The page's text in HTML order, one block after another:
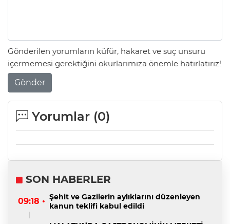
Gönderilen yorumların küfür, hakaret ve suç unsuru
içermemesi gerektiğini okurlarımıza önemle hatırlatırız!
Gönder
Yorumlar (0)
SON HABERLER
09:18 • Şehit ve Gazilerin aylıklarını düzenleyen
kanun teklifi kabul edildi